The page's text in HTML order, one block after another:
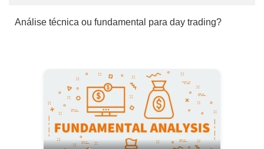
Análise técnica ou fundamental para day trading?